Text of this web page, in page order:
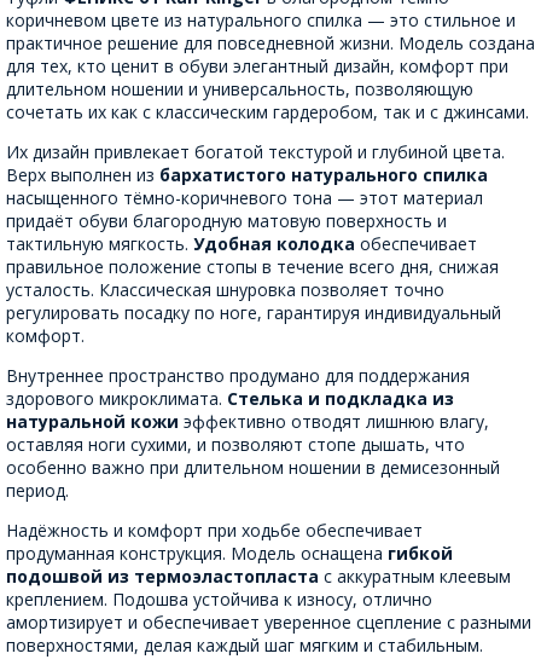
коричневом цвете из натурального спилка — это стильное и
практичное решение для повседневной жизни. Модель создана
для тех, кто ценит в обуви элегантный дизайн, комфорт при
длительном ношении и универсальность, позволяющую
сочетать их как с классическим гардеробом, так и с джинсами.
Их дизайн привлекает богатой текстурой и глубиной цвета.
Верх выполнен из бархатистого натурального спилка
насыщенного тёмно-коричневого тона — этот материал
придаёт обуви благородную матовую поверхность и
тактильную мягкость. Удобная колодка обеспечивает
правильное положение стопы в течение всего дня, снижая
усталость. Классическая шнуровка позволяет точно
регулировать посадку по ноге, гарантируя индивидуальный
комфорт.
Внутреннее пространство продумано для поддержания
здорового микроклимата. Стелька и подкладка из
натуральной кожи эффективно отводят лишнюю влагу,
оставляя ноги сухими, и позволяют стопе дышать, что
особенно важно при длительном ношении в демисезонный
период.
Надёжность и комфорт при ходьбе обеспечивает
продуманная конструкция. Модель оснащена гибкой
подошвой из термоэластопласта с аккуратным клеевым
креплением. Подошва устойчива к износу, отлично
амортизирует и обеспечивает уверенное сцепление с разными
поверхностями, делая каждый шаг мягким и стабильным.